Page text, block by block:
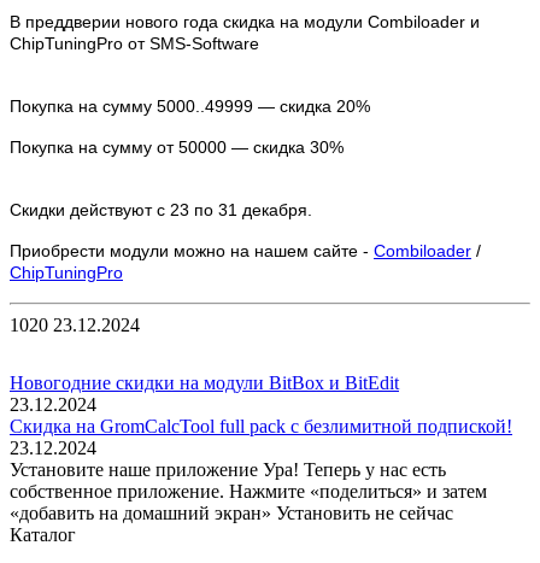
В преддверии нового года скидка на модули Combiloader и
ChipTuningPro от SMS-Software
Покупка на сумму 5000..49999 — скидка 20%
Покупка на сумму от 50000 — скидка 30%
Скидки действуют с 23 по 31 декабря.
Приобрести модули можно на нашем сайте - Combiloader /
ChipTuningPro
1020 23.12.2024
Новогодние скидки на модули BitBox и BitEdit
23.12.2024
Скидка на GromCalcTool full pack с безлимитной подпиской!
23.12.2024
Установите наше приложение Ура! Теперь у нас есть
собственное приложение. Нажмите «поделиться» и затем
«добавить на домашний экран» Установить не сейчас
Каталог